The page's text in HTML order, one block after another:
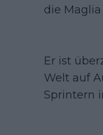
die Maglia
Er ist
Welt auf
Sprintern